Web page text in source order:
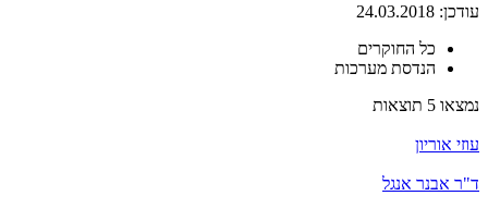
עודכן: 24.03.2018
כל החוקרים
הנדסת מערכות
נמצאו 5 תוצאות
עוזי אוריון
ד"ר אבנר אנגל